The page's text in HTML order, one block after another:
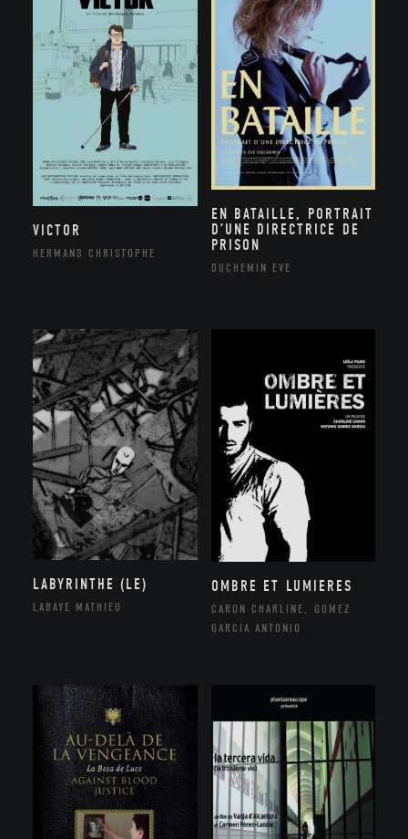
VICTOR
HERMANS CHRISTOPHE
EN BATAILLE, PORTRAIT
D’UNE DIRECTRICE DE
PRISON
DUCHEMIN EVE
LABYRINTHE (LE)
LABAYE MATHIEU
OMBRE ET LUMIERES
CARON CHARLINE, GOMEZ
GARCIA ANTONIO